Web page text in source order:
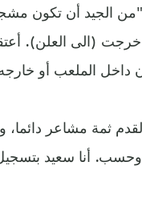
"من الجيد أن تكون
(الى العلن).
ثمة مشاعر